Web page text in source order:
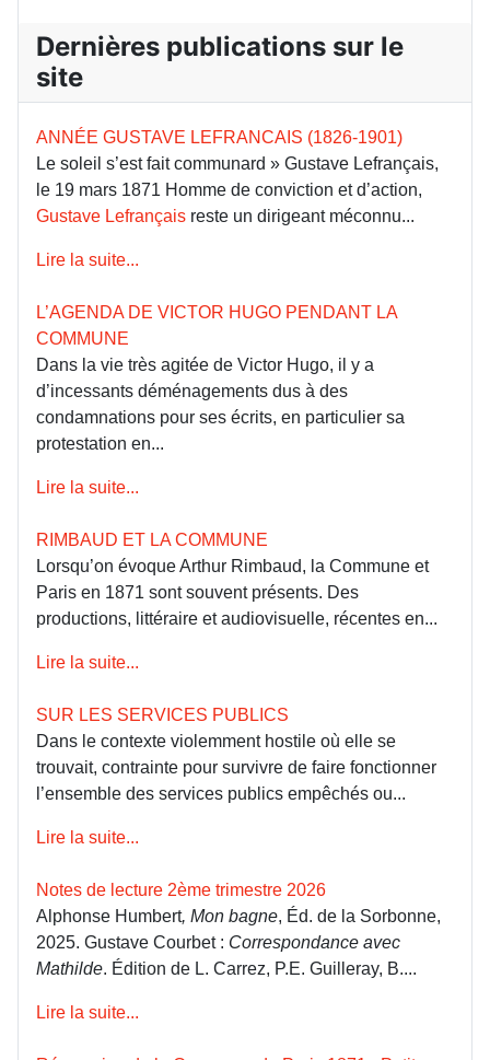
Dernières publications sur le
site
ANNÉE GUSTAVE LEFRANCAIS (1826-1901)
Le soleil s’est fait communard » Gustave Lefrançais,
le 19 mars 1871 Homme de conviction et d’action,
Gustave Lefrançais reste un dirigeant méconnu...
Lire la suite...
L’AGENDA DE VICTOR HUGO PENDANT LA
COMMUNE
Dans la vie très agitée de Victor Hugo, il y a
d’incessants déménagements dus à des
condamnations pour ses écrits, en particulier sa
protestation en...
Lire la suite...
RIMBAUD ET LA COMMUNE
Lorsqu’on évoque Arthur Rimbaud, la Commune et
Paris en 1871 sont souvent présents. Des
productions, littéraire et audiovisuelle, récentes en...
Lire la suite...
SUR LES SERVICES PUBLICS
Dans le contexte violemment hostile où elle se
trouvait, contrainte pour survivre de faire fonctionner
l’ensemble des services publics empêchés ou...
Lire la suite...
Notes de lecture 2ème trimestre 2026
Alphonse Humbert, Mon bagne, Éd. de la Sorbonne,
2025. Gustave Courbet : Correspondance avec
Mathilde. Édition de L. Carrez, P.E. Guilleray, B....
Lire la suite...